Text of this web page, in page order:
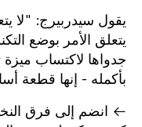
يقول سيدربيرج: "لا
يتعلق الأمر بوضع
جدواها لاكتساب ميزة
بأكمله - إنها قطعة
← انضم إلى فرق